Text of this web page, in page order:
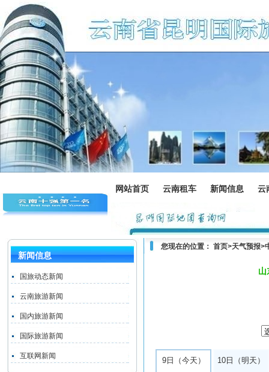
网站首页 云南租车 新闻信息 云
新闻信息
国旅动态新闻
云南旅游新闻
国内旅游新闻
国际旅游新闻
互联网新闻
您现在的位置： 首页>天气预报>
山
9日（今天） 10日（明天）